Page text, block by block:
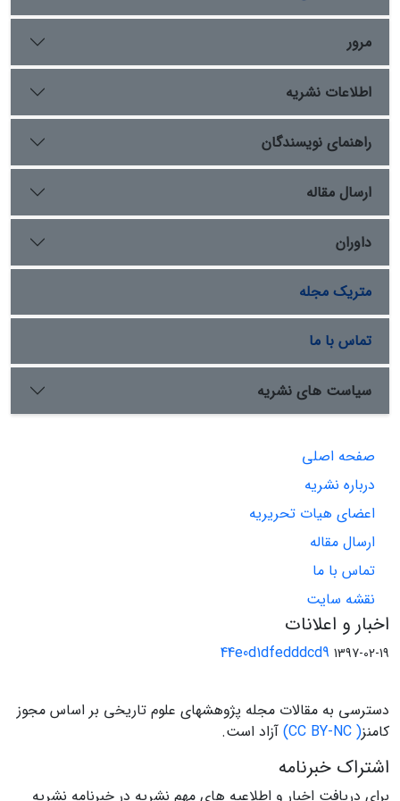
بر دربار و درگاه حکومت های عصر اسلامی از جمله صفویان،
نشانی از موضوع فره ایزدی وجود ندارد و حتی موضوع ظل
الهی نیز بسیار محل تردید وابهام آمیز است .
مرور
اطلاعات نشریه
راهنمای نویسندگان
ارسال مقاله
داوران
متریک مجله
تماس با ما
سیاست های نشریه
صفحه اصلی
درباره نشریه
اعضای هیات تحریریه
ارسال مقاله
تماس با ما
نقشه سایت
اخبار و اعلانات
44e0d1dfedddcd9 1397-02-19
دسترسی به مقالات مجله پژوهشهای علوم تاریخی بر اساس مجوز
کامنز( CC BY-NC) آزاد است.
اشتراک خبرنامه
برای دریافت اخبار و اطلاعیه های مهم نشریه در خبرنامه نشریه